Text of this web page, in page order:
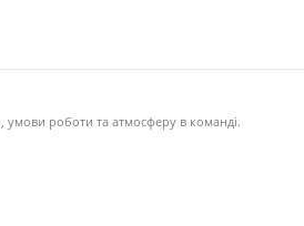
умови роботи та атмосферу в команді.